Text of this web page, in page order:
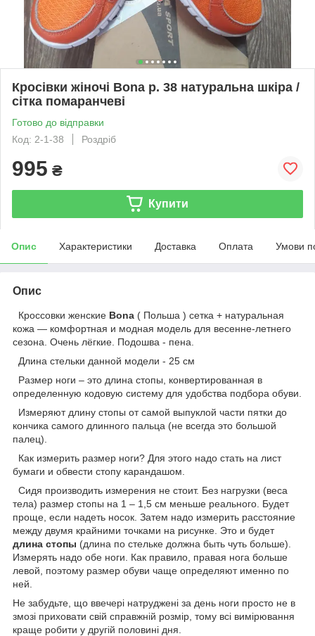
Кросівки жіночі Bona р. 38 натуральна шкіра /
сітка помаранчеві
Готово до відправки
Код: 2-1-38
Роздріб
995 ₴
Купити
Опис Характеристики Доставка Оплата Умови
Опис
Кроссовки женские Bona ( Польша ) сетка + натуральная
кожа ― комфортная и модная модель для весенне-летнего
сезона. Очень лёгкие. Подошва - пена.
Длина стельки данной модели - 25 см
Размер ноги – это длина стопы, конвертированная в
определенную кодовую систему для удобства подбора обуви.
Измеряют длину стопы от самой выпуклой части пятки до
кончика самого длинного пальца (не всегда это большой
палец).
Как измерить размер ноги? Для этого надо стать на лист
бумаги и обвести стопу карандашом.
Сидя производить измерения не стоит. Без нагрузки (веса
тела) размер стопы на 1 – 1,5 см меньше реального. Будет
проще, если надеть носок. Затем надо измерить расстояние
между двумя крайними точками на рисунке. Это и будет
длина стопы (длина по стельке должна быть чуть больше).
Измерять надо обе ноги. Как правило, правая нога больше
левой, поэтому размер обуви чаще определяют именно по
ней.
Не забудьте, що ввечері натруджені за день ноги просто не в
змозі приховати свій справжній розмір, тому всі вимірювання
краще робити у другій половині дня.